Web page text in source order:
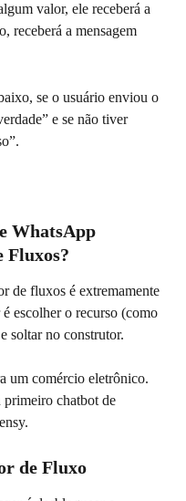
valor, ele receberá a
receberá a mensagem
se o usuário enviou o
e se não tiver
WhatsApp
Fluxos?
de fluxos é extremamente
escolher o recurso (como
soltar no construtor.
um comércio eletrônico.
primeiro chatbot de
de Fluxo